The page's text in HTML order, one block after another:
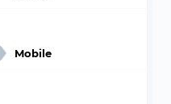
Mobile